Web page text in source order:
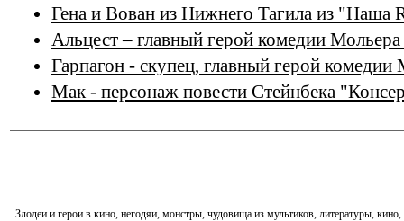
Гена и Вован из Нижнего Тагила из "Наша
Альцест – главный герой комедии
Гарпагон - скупец, главный герой
Мак - персонаж повести Стейнбека
Злодеи и герои в кино, негодяи, монстры, чудовища из мультиков, литературы,